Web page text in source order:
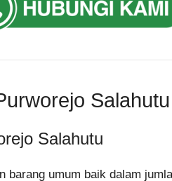
Salahutu
Salahutu
barang umum baik dalam